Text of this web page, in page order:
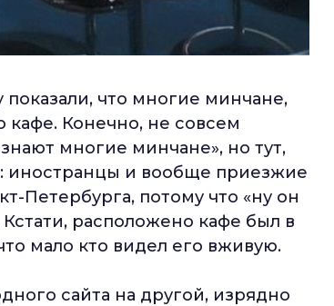
что многие минчане,
кафе. Конечно, не совсем
многие минчане», но тут,
иностранцы и вообще приезжие
Петербурга, потому что «ну он
расположено кафе был в
мало кто видел его вживую.
сайта на другой, изрядно